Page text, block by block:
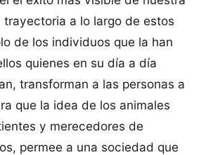
trayectoria a lo largo de estos
de los individuos que la han
quienes en su día a día
transforman a las personas a
que la idea de los animales
y merecedores de
permee a una sociedad que